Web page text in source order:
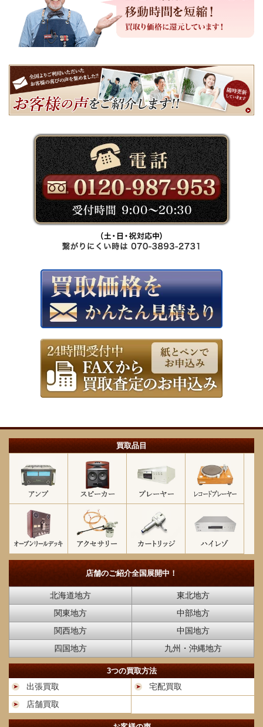
買取品目
店舗のご紹介全国展開中！
北海道地方
東北地方
関東地方
中部地方
関西地方
中国地方
四国地方
九州・沖縄地方
3つの買取方法
出張買取
宅配買取
店舗買取